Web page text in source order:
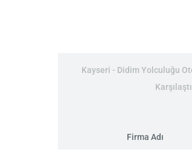
Kayseri - Didim Yolculuğu
Firma Adı